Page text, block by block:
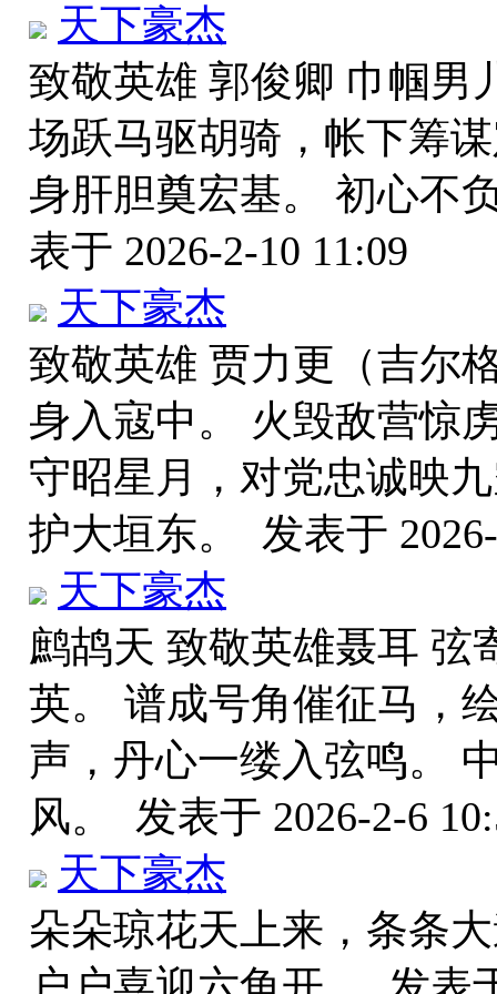
天下豪杰
致敬英雄 郭俊卿 巾帼男
场跃马驱胡骑，帐下筹
身肝胆奠宏基。 初心不
表于 2026-2-10 11:09
天下豪杰
致敬英雄 贾力更（吉尔
身入寇中。 火毁敌营惊
守昭星月，对党忠诚映
护大垣东。 发表于
天下豪杰
鹧鸪天 致敬英雄聂耳 弦
英。 谱成号角催征马，
声，丹心一缕入弦鸣。
风。 发表于 2026-2-6
天下豪杰
朵朵琼花天上来，条条